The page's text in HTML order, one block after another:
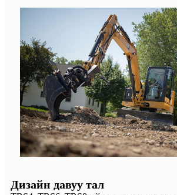
Дизайн давуу тал